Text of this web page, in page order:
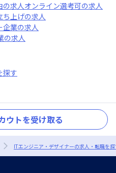
の求人オンライン選考可の求人
ち上げの求人
企業の求人
の求人
探す
ウトを受け取る
ITエンジニア・デザイナーの求人・転職を